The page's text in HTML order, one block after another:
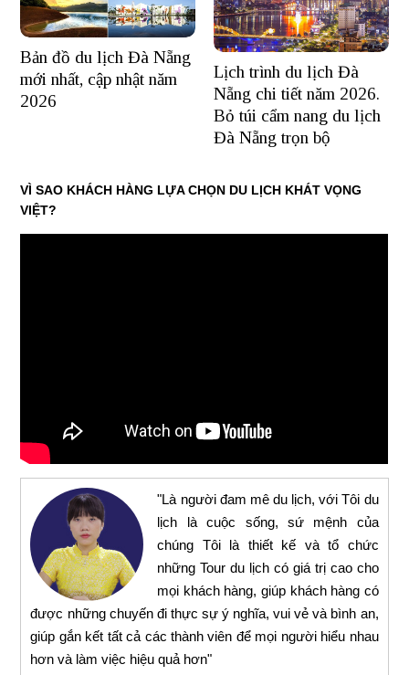
Bản đồ du lịch Đà Nẵng
mới nhất, cập nhật năm
2026
Lịch trình du lịch Đà
Nẵng chi tiết năm 2026.
Bỏ túi cẩm nang du lịch
Đà Nẵng trọn bộ
VÌ SAO KHÁCH HÀNG LỰA CHỌN DU LỊCH KHÁT VỌNG
VIỆT?
"Là người đam mê du lịch, với Tôi du
lịch là cuộc sống, sứ mệnh của
chúng Tôi là thiết kế và tổ chức
những Tour du lịch có giá trị cao cho
mọi khách hàng, giúp khách hàng có
được những chuyến đi thực sự ý nghĩa, vui vẻ và bình an,
giúp gắn kết tất cả các thành viên để mọi người hiểu nhau
hơn và làm việc hiệu quả hơn"